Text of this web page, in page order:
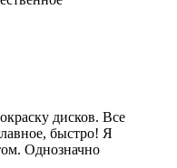
дисков. Все
быстро! Я
Однозначно